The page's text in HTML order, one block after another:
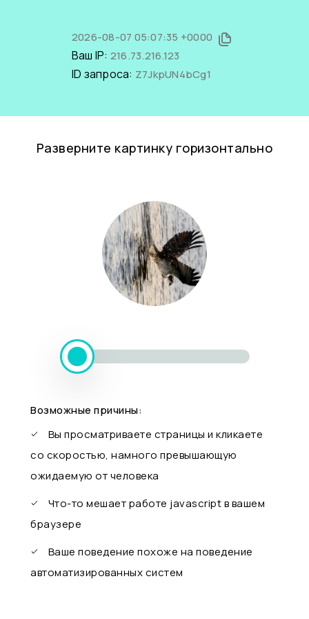
2026-08-07 05:07:35 +0000
Ваш IP: 216.73.216.123
ID запроса: Z7JkpUN4bCg1
Разверните картинку горизонтально
Возможные причины:
Вы просматриваете страницы и кликаете
со скоростью, намного превышающую
ожидаемую от человека
Что-то мешает работе javascript в вашем
браузере
Ваше поведение похоже на поведение
автоматизированных систем